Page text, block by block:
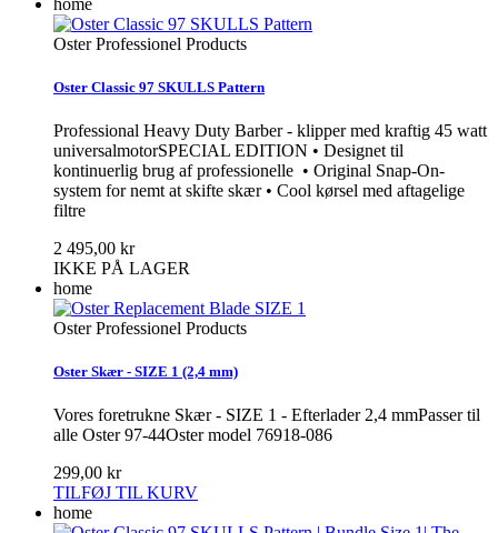
Oster Professionel Products
Oster Classic 97 SKULLS Pattern
Professional Heavy Duty Barber - klipper med kraftig 45 watt
universalmotorSPECIAL EDITION • Designet til
kontinuerlig brug af professionelle • Original Snap-On-
system for nemt at skifte skær • Cool kørsel med aftagelige
filtre
2 495,00 kr
IKKE PÅ LAGER
home
Oster Professionel Products
Oster Skær - SIZE 1 (2,4 mm)
Vores foretrukne Skær - SIZE 1 - Efterlader 2,4 mmPasser til
alle Oster 97-44Oster model 76918-086
299,00 kr
TILFØJ TIL KURV
home